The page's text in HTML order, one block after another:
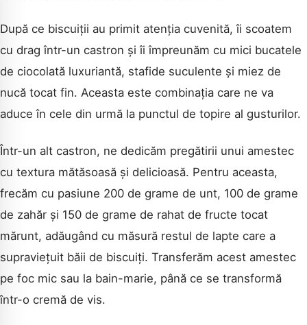
După ce biscuiții au primit atenția cuvenită, îi scoatem
cu drag într-un castron și îi împreunăm cu mici bucatele
de ciocolată luxuriantă, stafide suculente și miez de
nucă tocat fin. Aceasta este combinația care ne va
aduce în cele din urmă la punctul de topire al gusturilor.
Într-un alt castron, ne dedicăm pregătirii unui amestec
cu textura mătăsoasă și delicioasă. Pentru aceasta,
frecăm cu pasiune 200 de grame de unt, 100 de grame
de zahăr și 150 de grame de rahat de fructe tocat
mărunt, adăugând cu măsură restul de lapte care a
supraviețuit băii de biscuiți. Transferăm acest amestec
pe foc mic sau la bain-marie, până ce se transformă
într-o cremă de vis.